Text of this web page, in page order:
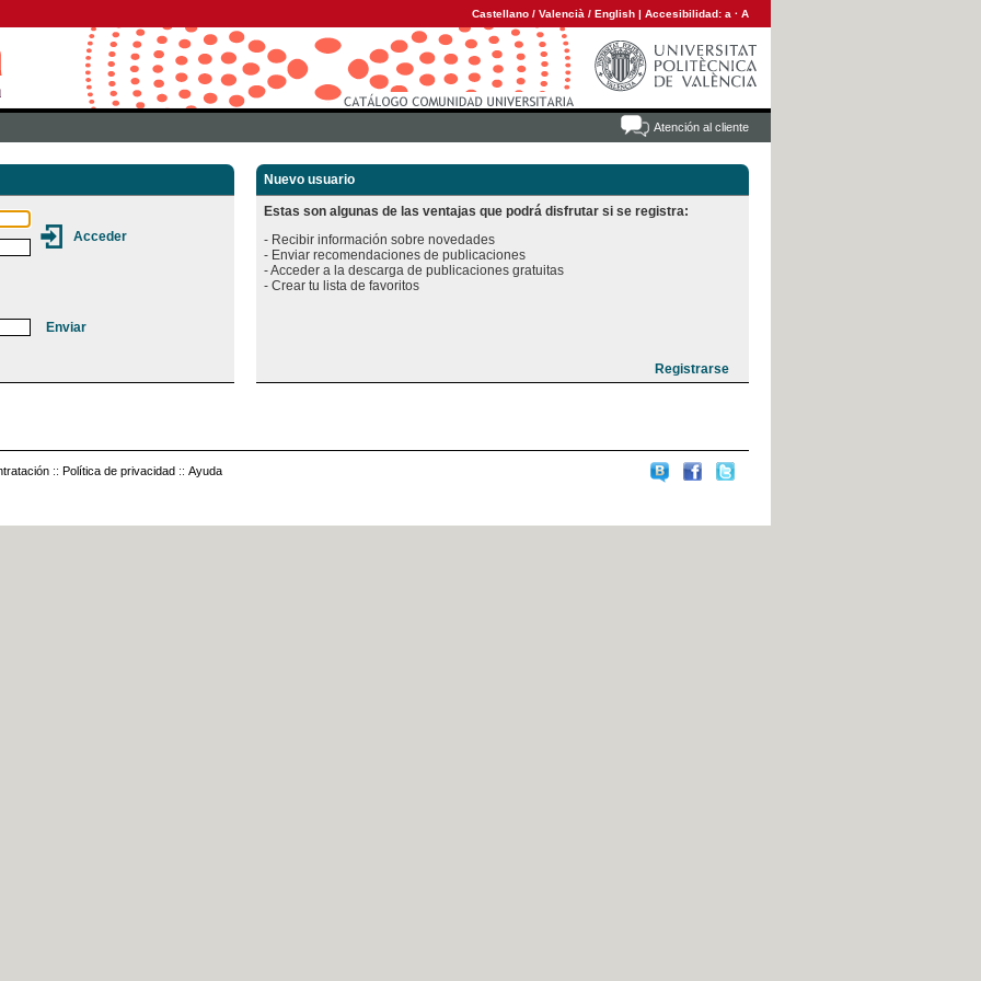
Castellano / Valencià / English | Accesibilidad: a · A
Atención al cliente
Nuevo usuario
Estas son algunas de las ventajas que podrá disfrutar si se registra:
- Recibir información sobre novedades
- Enviar recomendaciones de publicaciones
- Acceder a la descarga de publicaciones gratuitas
:: Política de privacidad :: Ayuda